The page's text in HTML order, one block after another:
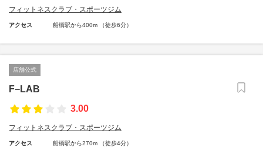
フィットネスクラブ・スポーツジム
アクセス 船橋駅から400m （徒歩6分）
店舗公式
F−LAB
3.00
フィットネスクラブ・スポーツジム
アクセス 船橋駅から270m （徒歩4分）